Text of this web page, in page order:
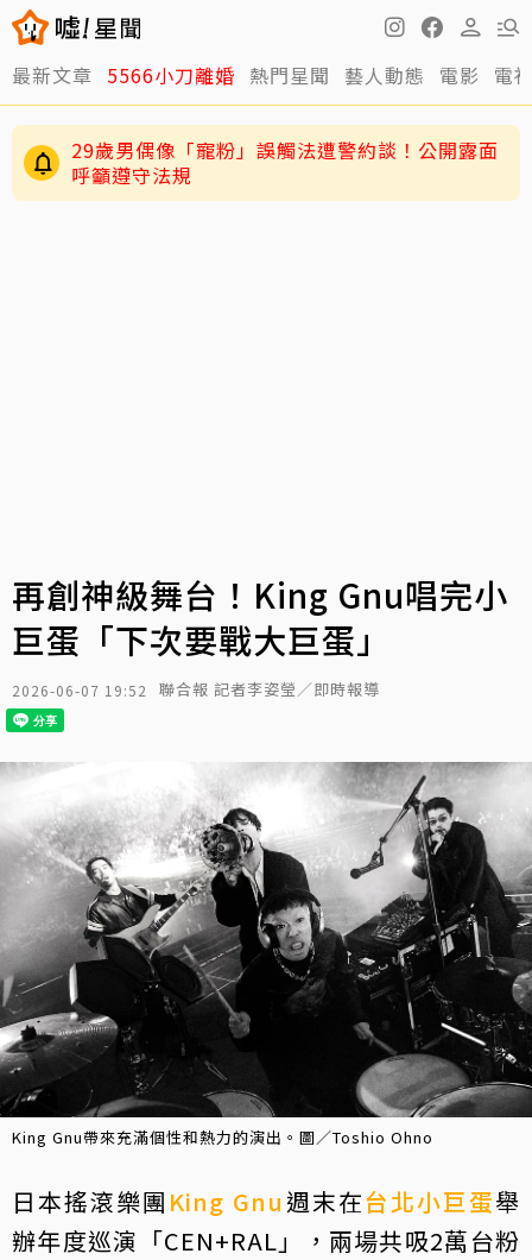
最新文章 5566小刀離婚 熱門星聞 藝人動態 電影 電
29歲男偶像「寵粉」誤觸法遭警約談！公開露面
呼籲遵守法規
再創神級舞台！King Gnu唱完小
巨蛋「下次要戰大巨蛋」
2026-06-07 19:52 聯合報 記者李姿瑩／即時報導
King Gnu帶來充滿個性和熱力的演出。圖／Toshio Ohno
日本搖滾樂團 King Gnu 週末在台北小巨蛋舉
辦年度巡演「CEN+RAL」，兩場共吸2萬台粉